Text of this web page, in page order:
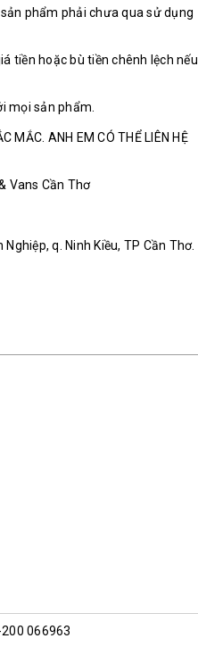
phẩm phải chưa qua sử dụng
tiền hoặc bù tiền chênh lệch nếu
mọi sản phẩm.
MẮC. ANH EM CÓ THỂ LIÊN HỆ
Vans Cần Thơ
q. Ninh Kiều, TP Cần Thơ.
066963